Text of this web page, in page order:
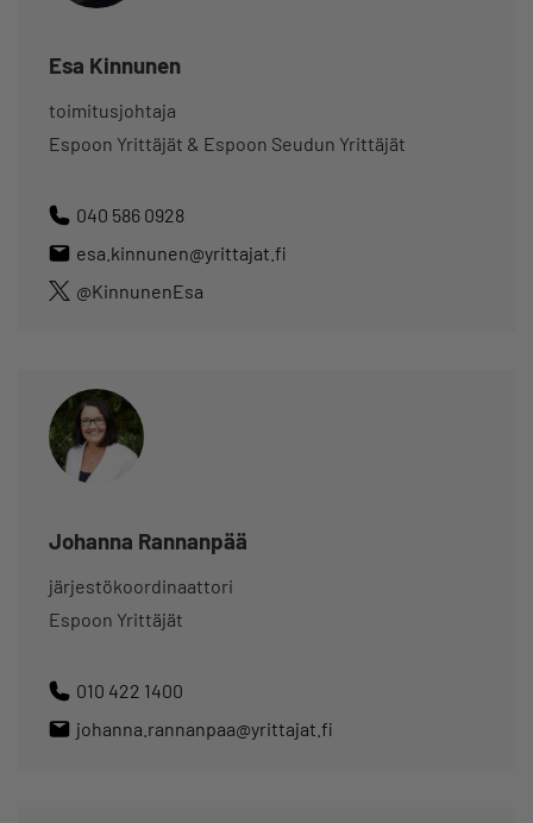
Esa Kinnunen
toimitusjohtaja
Espoon Yrittäjät & Espoon Seudun Yrittäjät
040 586 0928
esa.kinnunen@yrittajat.fi
@KinnunenEsa
Johanna Rannanpää
järjestökoordinaattori
Espoon Yrittäjät
010 422 1400
johanna.rannanpaa@yrittajat.fi